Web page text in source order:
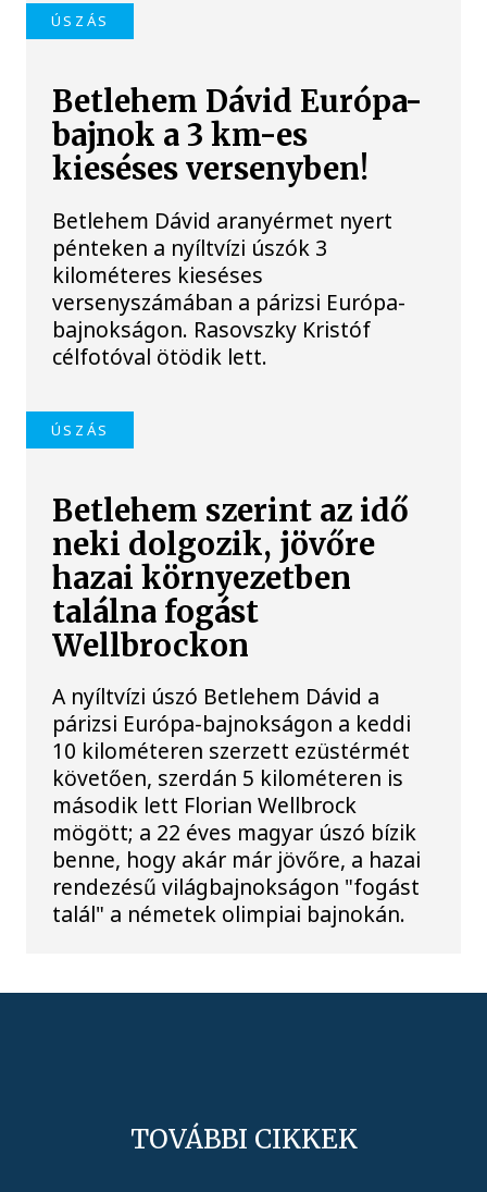
ÚSZÁS
Betlehem Dávid Európa-
bajnok a 3 km-es
kieséses versenyben!
Betlehem Dávid aranyérmet nyert
pénteken a nyíltvízi úszók 3
kilométeres kieséses
versenyszámában a párizsi Európa-
bajnokságon. Rasovszky Kristóf
célfotóval ötödik lett.
ÚSZÁS
Betlehem szerint az idő
neki dolgozik, jövőre
hazai környezetben
találna fogást
Wellbrockon
A nyíltvízi úszó Betlehem Dávid a
párizsi Európa-bajnokságon a keddi
10 kilométeren szerzett ezüstérmét
követően, szerdán 5 kilométeren is
második lett Florian Wellbrock
mögött; a 22 éves magyar úszó bízik
benne, hogy akár már jövőre, a hazai
rendezésű világbajnokságon "fogást
talál" a németek olimpiai bajnokán.
TOVÁBBI CIKKEK